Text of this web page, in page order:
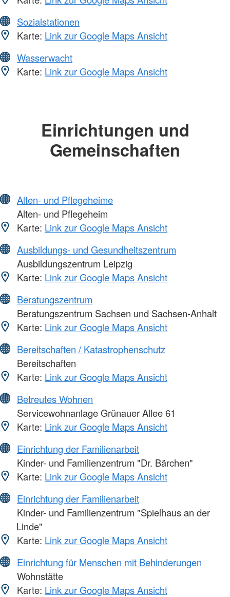
Sozialstationen
Karte: Link zur Google Maps Ansicht
Wasserwacht
Karte: Link zur Google Maps Ansicht
Einrichtungen und
Gemeinschaften
Alten- und Pflegeheime
Alten- und Pflegeheim
Karte: Link zur Google Maps Ansicht
Ausbildungs- und Gesundheitszentrum
Ausbildungszentrum Leipzig
Karte: Link zur Google Maps Ansicht
Beratungszentrum
Beratungszentrum Sachsen und Sachsen-Anhalt
Karte: Link zur Google Maps Ansicht
Bereitschaften / Katastrophenschutz
Bereitschaften
Karte: Link zur Google Maps Ansicht
Betreutes Wohnen
Servicewohnanlage Grünauer Allee 61
Karte: Link zur Google Maps Ansicht
Einrichtung der Familienarbeit
Kinder- und Familienzentrum "Dr. Bärchen"
Karte: Link zur Google Maps Ansicht
Einrichtung der Familienarbeit
Kinder- und Familienzentrum "Spielhaus an der
Linde"
Karte: Link zur Google Maps Ansicht
Einrichtung für Menschen mit Behinderungen
Wohnstätte
Karte: Link zur Google Maps Ansicht